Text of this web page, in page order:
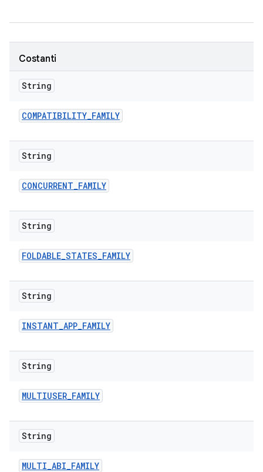
Costanti
String
COMPATIBILITY_FAMILY
String
CONCURRENT_FAMILY
String
FOLDABLE_STATES_FAMILY
String
INSTANT_APP_FAMILY
String
MULTIUSER_FAMILY
String
MULTI_ABI_FAMILY